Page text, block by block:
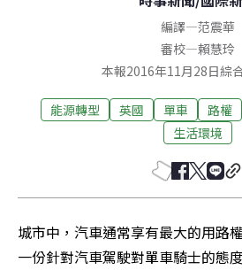
編譯—范震華
審校—賴慧玲
本報2016年11月28日綜
能源轉型 英國 單車 路權
生活環境
城市中，汽車通常享有最大的用路
一份針對汽車駕駛對單車騎士的態